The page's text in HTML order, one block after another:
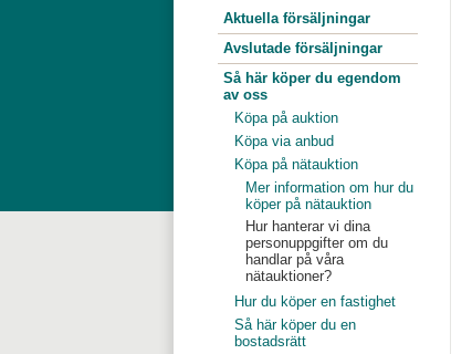
Aktuella försäljningar
Avslutade försäljningar
Så här köper du egendom
av oss
Köpa på auktion
Köpa via anbud
Köpa på nätauktion
Mer information om hur du
köper på nätauktion
Hur hanterar vi dina
personuppgifter om du
handlar på våra
nätauktioner?
Hur du köper en fastighet
Så här köper du en
bostadsrätt